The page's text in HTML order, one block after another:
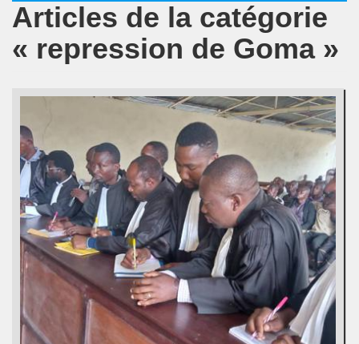
Articles de la catégorie
« repression de Goma »